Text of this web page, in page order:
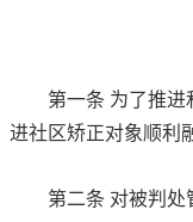
第一条 为了推进
进社区矫正对象顺利
第二条 对被判处